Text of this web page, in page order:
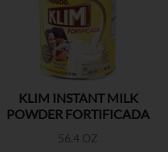
KLIM INSTANT MILK
POWDER FORTIFICADA
56.4 OZ